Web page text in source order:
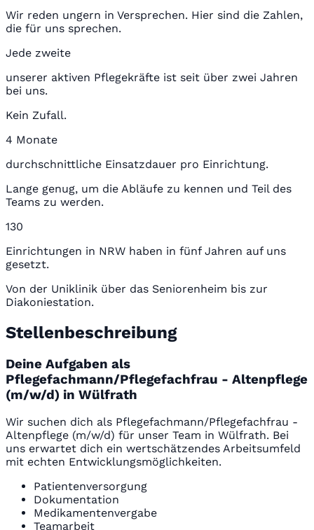
Wir reden ungern in Versprechen. Hier sind die Zahlen,
die für uns sprechen.
Jede zweite
unserer aktiven Pflegekräfte ist seit über zwei Jahren
bei uns.
Kein Zufall.
4 Monate
durchschnittliche Einsatzdauer pro Einrichtung.
Lange genug, um die Abläufe zu kennen und Teil des
Teams zu werden.
130
Einrichtungen in NRW haben in fünf Jahren auf uns
gesetzt.
Von der Uniklinik über das Seniorenheim bis zur
Diakoniestation.
Stellenbeschreibung
Deine Aufgaben als
Pflegefachmann/Pflegefachfrau - Altenpflege
(m/w/d) in Wülfrath
Wir suchen dich als Pflegefachmann/Pflegefachfrau -
Altenpflege (m/w/d) für unser Team in Wülfrath. Bei
uns erwartet dich ein wertschätzendes Arbeitsumfeld
mit echten Entwicklungsmöglichkeiten.
Patientenversorgung
Dokumentation
Medikamentenvergabe
Teamarbeit